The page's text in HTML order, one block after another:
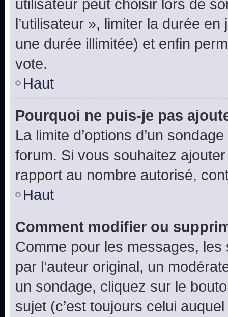
utilisateur peut choisir lors de
l’utilisateur », limiter la durée
une durée illimitée) et enfin
vote.
Haut
Pourquoi ne puis-je pas
La limite d’options d’un
forum. Si vous souhaitez
rapport au nombre autorisé,
Haut
Comment modifier ou
Comme pour les messages,
par l’auteur original, un
un sondage, cliquez sur le
sujet (c’est toujours celui